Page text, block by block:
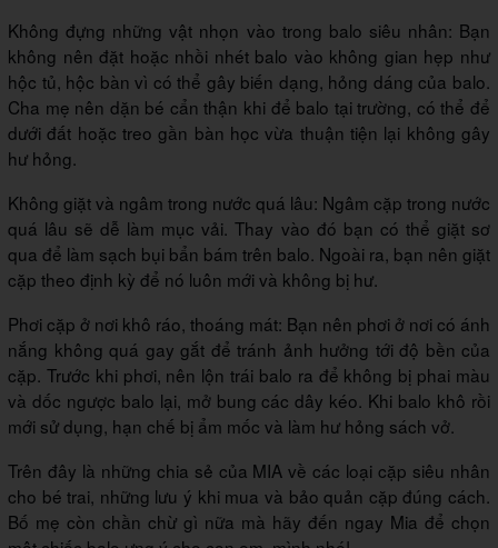
Không đựng những vật nhọn vào trong balo siêu nhân: Bạn
không nên đặt hoặc nhồi nhét balo vào không gian hẹp như
hộc tủ, hộc bàn vì có thể gây biến dạng, hỏng dáng của balo.
Cha mẹ nên dặn bé cẩn thận khi để balo tại trường, có thể để
dưới đất hoặc treo gần bàn học vừa thuận tiện lại không gây
hư hỏng.
Không giặt và ngâm trong nước quá lâu: Ngâm cặp trong nước
quá lâu sẽ dễ làm mục vải. Thay vào đó bạn có thể giặt sơ
qua để làm sạch bụi bẩn bám trên balo. Ngoài ra, bạn nên giặt
cặp theo định kỳ để nó luôn mới và không bị hư.
Phơi cặp ở nơi khô ráo, thoáng mát: Bạn nên phơi ở nơi có ánh
nắng không quá gay gắt để tránh ảnh hưởng tới độ bền của
cặp. Trước khi phơi, nên lộn trái balo ra để không bị phai màu
và dốc ngược balo lại, mở bung các dây kéo. Khi balo khô rồi
mới sử dụng, hạn chế bị ẩm mốc và làm hư hỏng sách vở.
Trên đây là những chia sẻ của MIA về các loại cặp siêu nhân
cho bé trai, những lưu ý khi mua và bảo quản cặp đúng cách.
Bố mẹ còn chần chừ gì nữa mà hãy đến ngay Mia để chọn